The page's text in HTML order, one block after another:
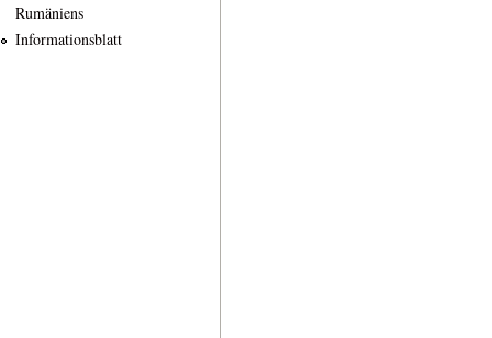
Rumäniens
Informationsblatt